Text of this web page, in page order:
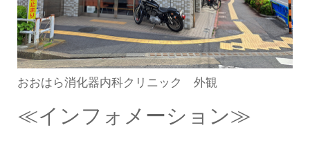
おおはら消化器内科クリニック 外観
≪インフォメーション≫